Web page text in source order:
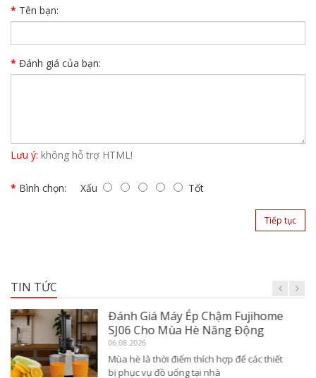
Tên bạn:
Đánh giá của bạn:
Lưu ý: không hỗ trợ HTML!
Bình chọn: Xấu Tốt
Tiếp tục
TIN TỨC
Đánh Giá Máy Ép Chậm Nguyên
Quả Fujihome SJ16 Mùa Hè
06.08.2026
Mùa hè luôn là thời điểm nhu cầu đối với
các thiết bị phục vụ đồ uống